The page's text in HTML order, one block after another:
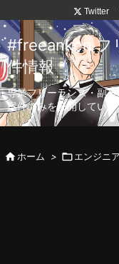
Twitter
#freeanken
件情報
専業フリーランス・副
案件のみを公開していま
ホーム > エンジニア